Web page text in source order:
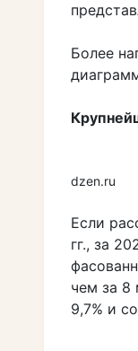
Более
dzen.ru
Если
гг., за
чем за 8
9,7% и